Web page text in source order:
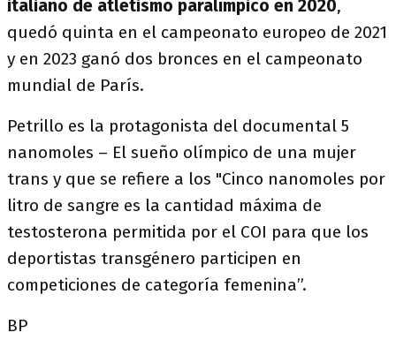
italiano de atletismo paralímpico en 2020,
quedó quinta en el campeonato europeo de 2021
y en 2023 ganó dos bronces en el campeonato
mundial de París.
Petrillo es la protagonista del documental 5
nanomoles – El sueño olímpico de una mujer
trans y que se refiere a los "Cinco nanomoles por
litro de sangre es la cantidad máxima de
testosterona permitida por el COI para que los
deportistas transgénero participen en
competiciones de categoría femenina”.
BP